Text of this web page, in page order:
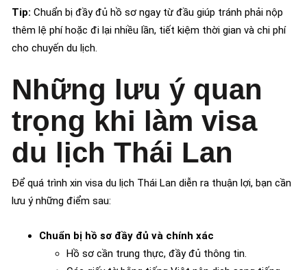
Tip: Chuẩn bị đầy đủ hồ sơ ngay từ đầu giúp tránh phải nộp
thêm lệ phí hoặc đi lại nhiều lần, tiết kiệm thời gian và chi phí
cho chuyến du lịch.
Những lưu ý quan
trọng khi làm visa
du lịch Thái Lan
Để quá trình xin visa du lịch Thái Lan diễn ra thuận lợi, bạn cần
lưu ý những điểm sau:
Chuẩn bị hồ sơ đầy đủ và chính xác
Hồ sơ cần trung thực, đầy đủ thông tin.